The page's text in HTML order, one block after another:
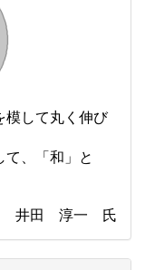
模して丸く伸び
、
「和」と
田 淳一 氏